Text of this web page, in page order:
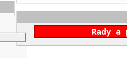
Rady a